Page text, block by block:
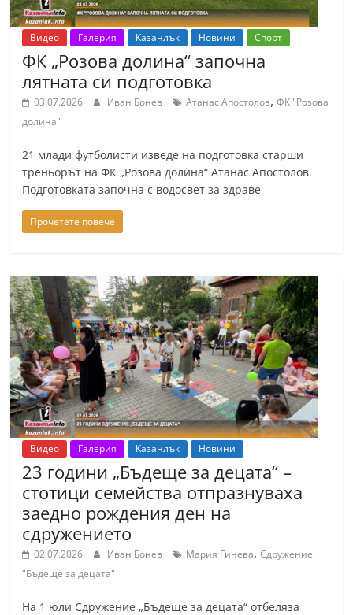
Видео Галерия Казанлък Новини Спорт
ФК „Розова долина“ започна
лятната си подготовка
03.07.2026 Иван Бонев Атанас Апостолов,ФК "Розова
долина"
21 млади футболисти изведе на подготовка старши
треньорът на ФК „Розова долина“ Атанас Апостолов.
Подготовката започна с водосвет за здраве
Прочетете повече
Видео Галерия Казанлък Новини
23 години „Бъдеще за децата“ –
стотици семейства отпразнуваха
заедно рождения ден на
сдружението
02.07.2026 Иван Бонев Мария Гинева,Сдружение
"Бъдеще за децата"
На 1 юли Сдружение „Бъдеще за децата“ отбеляза